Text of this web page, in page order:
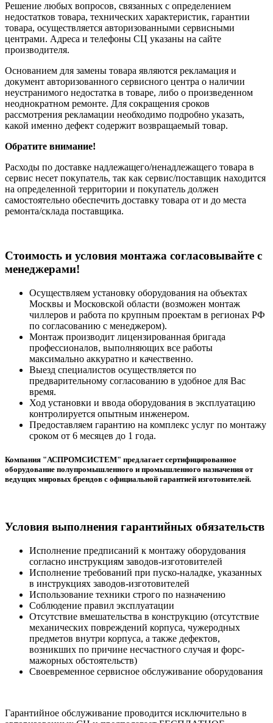
Решение любых вопросов, связанных с определением
недостатков товара, технических характеристик, гарантии
товара, осуществляется авторизованными сервисными
центрами. Адреса и телефоны СЦ указаны на сайте
производителя.
Основанием для замены товара являются рекламация и
документ авторизованного сервисного центра о наличии
неустранимого недостатка в товаре, либо о произведенном
неоднократном ремонте. Для сокращения сроков
рассмотрения рекламации необходимо подробно указать,
какой именно дефект содержит возвращаемый товар.
Обратите внимание!
Расходы по доставке надлежащего/ненадлежащего товара в
сервис несет покупатель, так как сервис/поставщик находится
на определенной территории и покупатель должен
самостоятельно обеспечить доставку товара от и до места
ремонта/склада поставщика.
Cтоимость и условия монтажа согласовывайте с
менеджерами!
Осуществляем установку оборудования на объектах
Москвы и Московской области (возможен монтаж
чиллеров и работа по крупным проектам в регионах РФ
по согласованию с менеджером).
Монтаж производит лицензированная бригада
профессионалов, выполняющих все работы
максимально аккуратно и качественно.
Выезд специалистов осуществляется по
предварительному согласованию в удобное для Вас
время.
Ход установки и ввода оборудования в эксплуатацию
контролируется опытным инженером.
Предоставляем гарантию на комплекс услуг по монтажу
сроком от 6 месяцев до 1 года.
Компания "АСПРОМСИСТЕМ" предлагает сертифицированное
оборудование полупромышленного и промышленного назначения от
ведущих мировых брендов с официальной гарантией изготовителей.
Условия выполнения гарантийных обязательств
Исполнение предписаний к монтажу оборудования
согласно инструкциям заводов-изготовителей
Исполнение требований при пуско-наладке, указанных
в инструкциях заводов-изготовителей
Использование техники строго по назначению
Соблюдение правил эксплуатации
Отсутствие вмешательства в конструкцию (отсутствие
механических повреждений корпуса, чужеродных
предметов внутри корпуса, а также дефектов,
возникших по причине несчастного случая и форс-
мажорных обстоятельств)
Своевременное сервисное обслуживание оборудования
Гарантийное обслуживание проводится исключительно в